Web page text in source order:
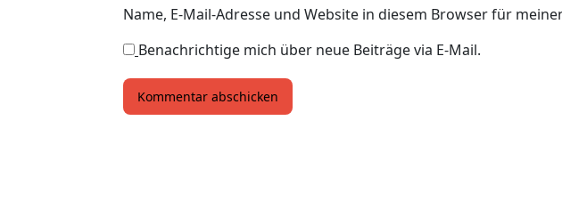
Name, E-Mail-Adresse und Website in diesem Browser für
Benachrichtige mich über neue Beiträge via E-Mail.